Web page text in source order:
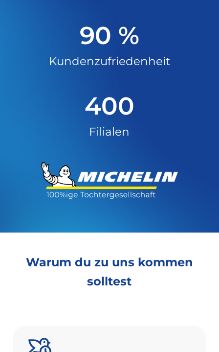
90 %
Kunden­zufriedenheit
400
Filialen
Warum du zu uns kommen
solltest